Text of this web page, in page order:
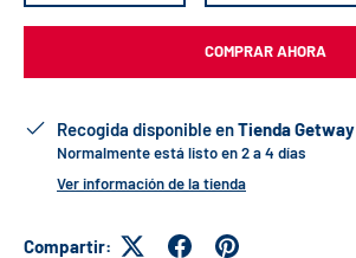
COMPRAR AHORA
Recogida disponible enTienda Getway
Normalmente está listo en 2 a 4 días
Ver información de la tienda
Compartir: